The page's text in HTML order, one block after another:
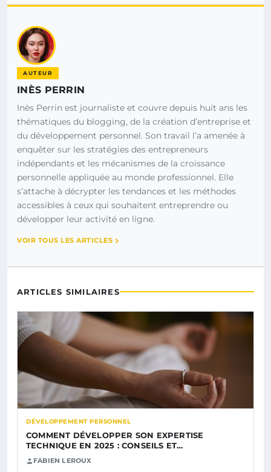
AUTEUR
INÈS PERRIN
Inès Perrin est journaliste et couvre depuis huit ans les
thématiques du blogging, de la création d’entreprise et
du développement personnel. Son travail l’a amenée à
enquêter sur les stratégies des entrepreneurs
indépendants et les mécanismes de la croissance
personnelle appliquée au monde professionnel. Elle
s’attache à décrypter les tendances et les méthodes
accessibles à ceux qui souhaitent entreprendre ou
développer leur activité en ligne.
VOIR TOUS LES ARTICLES
ARTICLES SIMILAIRES
DÉVELOPPEMENT PERSONNEL
COMMENT DÉVELOPPER SON EXPERTISE
TECHNIQUE EN 2025 : CONSEILS ET…
FABIEN LEROUX